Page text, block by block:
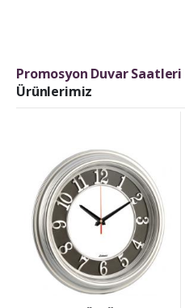
Promosyon Duvar Saatleri
Ürünlerimiz